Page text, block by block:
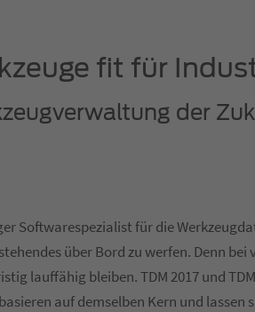
fit für
der
Softwarespezialist für die
über Bord zu werfen. Denn
lauffähig bleiben. TDM 2017 und
auf demselben Kern und lassen